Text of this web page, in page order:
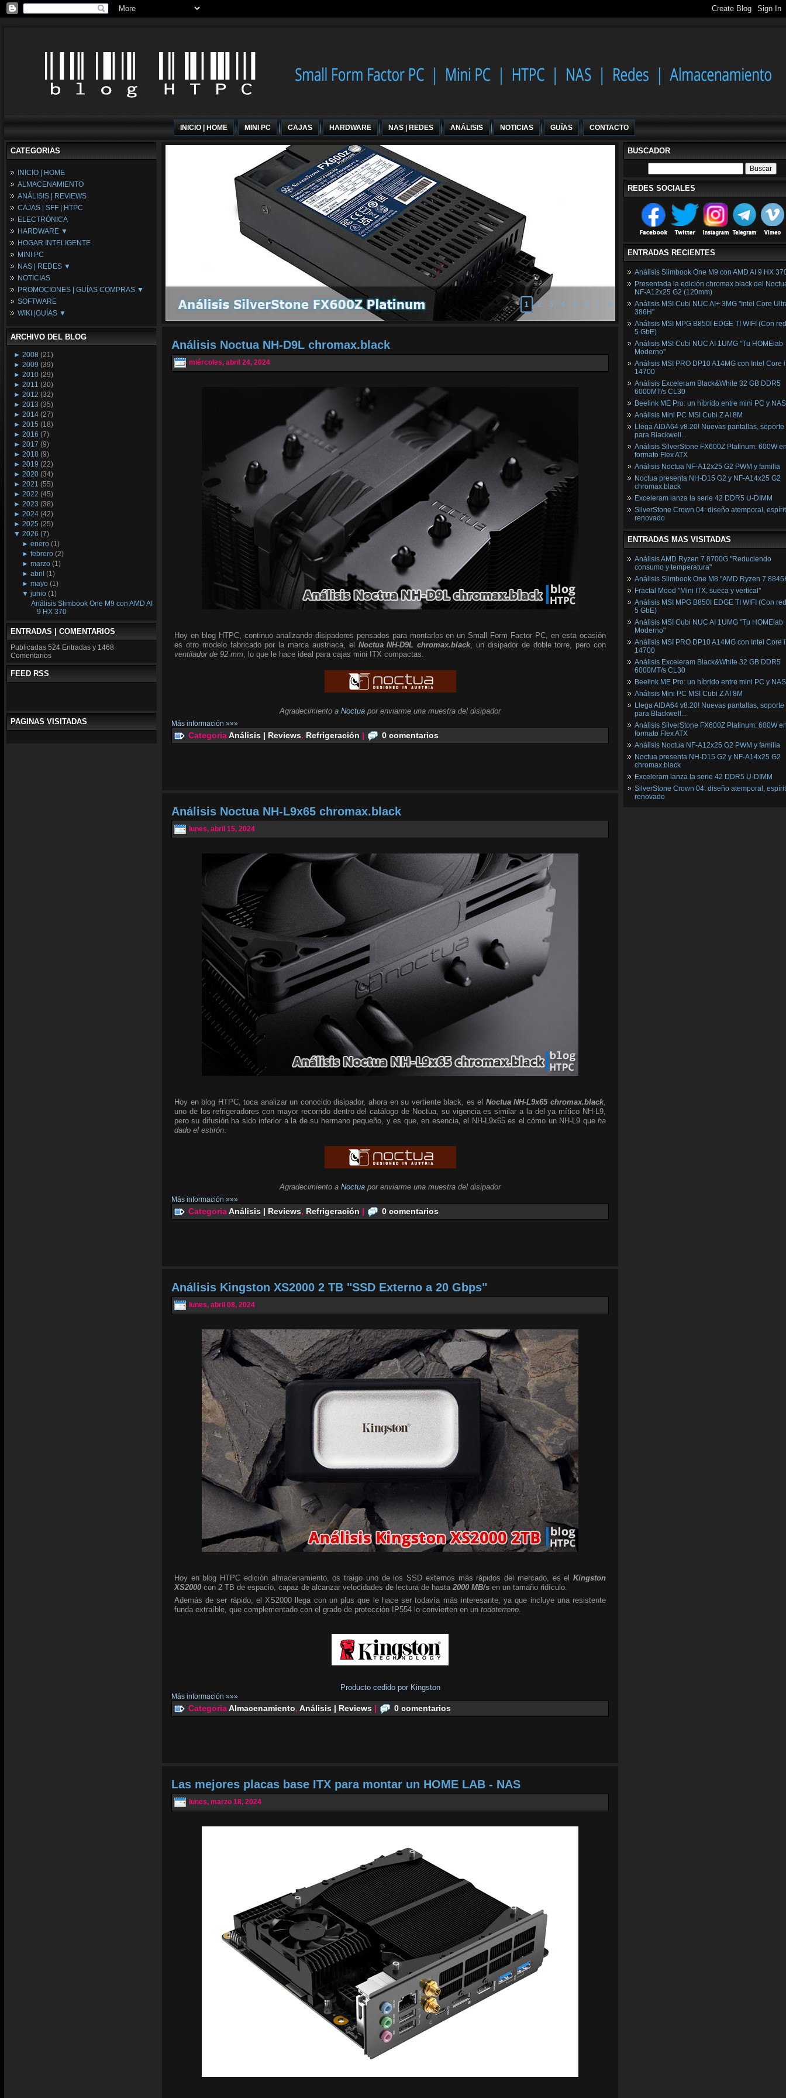
INICIO | HOME MINI PC CAJAS HARDWARE NAS | REDES ANÁLISIS NOTICIAS GUÍAS CONTACTO
CATEGORIAS
INICIO | HOME
ALMACENAMIENTO
ANÁLISIS | REVIEWS
CAJAS | SFF | HTPC
ELECTRÓNICA
HARDWARE ▼
Fuentes de Alimentación
Memória RAM
Placas Base
Procesadores
Periféricos
Refrigeración
Tarjetas Gráficas
HOGAR INTELIGENTE
MINI PC
NAS | REDES ▼
NAS
Espacio Synology
Redes
NOTICIAS
PROMOCIONES | GUÍAS COMPRAS ▼
Configuraciones Ordenadores
Guías de Compras
SOFTWARE
WIKI |GUÍAS ▼
Wikipedia
ARCHIVO DEL BLOG
► 2008 (21)
► 2009 (39)
► 2010 (29)
► 2011 (30)
► 2012 (32)
► 2013 (35)
► 2014 (27)
► 2015 (18)
► 2016 (7)
► 2017 (9)
► 2018 (9)
► 2019 (22)
► 2020 (34)
► 2021 (55)
► 2022 (45)
► 2023 (38)
► 2024 (42)
► 2025 (25)
▼ 2026 (7)
►enero (1)
►febrero (2)
►marzo (1)
►abril (1)
►mayo (1)
▼junio (1)
Análisis Slimbook One M9 con AMD AI
9 HX 370
ENTRADAS | COMENTARIOS
Publicadas 524 Entradas y 1468
Comentarios
FEED RSS
PAGINAS VISITADAS
1 2 3 4 5 6 7 8
Análisis Noctua NH-D9L chromax.black
miércoles, abril 24, 2024
Hoy en blog HTPC, continuo analizando disipadores pensados para montarlos en un Small Form Factor PC, en esta ocasión
es otro modelo fabricado por la marca austriaca, el Noctua NH-D9L chromax.black, un disipador de doble torre, pero con
ventilador de 92 mm , lo que le hace ideal para cajas mini ITX compactas.
Agradecimiento a Noctua por enviarme una muestra del disipador
Más información »»»
CategoriaAnálisis | Reviews, Refrigeración | 0 comentarios
Análisis Noctua NH-L9x65 chromax.black
lunes, abril 15, 2024
Hoy en blog HTPC, toca analizar un conocido disipador, ahora en su vertiente black, es el Noctua NH-L9x65 chromax.black,
uno de los refrigeradores con mayor recorrido dentro del catálogo de Noctua, su vigencia es similar a la del ya mítico NH-L9,
pero su difusión ha sido inferior a la de su hermano pequeño, y es que, en esencia, el NH-L9x65 es el cómo un NH-L9 que ha
dado el estirón
Agradecimiento a Noctua por enviarme una muestra del disipador
Más información »»»
CategoriaAnálisis | Reviews, Refrigeración | 0 comentarios
Análisis Kingston XS2000 2 TB "SSD Externo a 20 Gbps"
lunes, abril 08, 2024
Hoy en blog HTPC edición almacenamiento, os traigo uno de los SSD externos más rápidos del mercado, es el Kingston
XS2000 con 2 TB de espacio, capaz de alcanzar velocidades de lectura de hasta 2000 MB/s en un tamaño ridículo.
Además de ser rápido, el XS2000 llega con un plus que le hace ser todavía más interesante, ya que incluye una resistente
funda extraíble, que complementado con el grado de protección IP554 lo convierten en un todoterreno.
Producto cedido por Kingston
Más información »»»
CategoriaAlmacenamiento, Análisis | Reviews | 0 comentarios
Las mejores placas base ITX para montar un HOME LAB - NAS
lunes, marzo 18, 2024
BUSCADOR
REDES SOCIALES
ENTRADAS RECIENTES
Análisis Slimbook One M9 con AMD AI 9 HX
Presentada la edición chromax.black del
NF‑A12x25 G2 (120mm)
Análisis MSI Cubi NUC AI+ 3MG "Intel Core
386H"
Análisis MSI MPG B850I EDGE TI WIFI (Con
5 GbE)
Análisis MSI Cubi NUC AI 1UMG "Tu HOMElab
Moderno"
Análisis MSI PRO DP10 A14MG con Intel Core
14700
Análisis Exceleram Black&White 32 GB DDR5
6000MT/s CL30
Beelink ME Pro: un híbrido entre mini PC y NAS
Análisis Mini PC MSI Cubi Z AI 8M
Llega AIDA64 v8.20! Nuevas pantallas, soporte
para Blackwell...
Análisis SilverStone FX600Z Platinum: 600W
formato Flex ATX
Análisis Noctua NF-A12x25 G2 PWM y familia
Noctua presenta NH-D15 G2 y NF-A14x25 G2
chromax.black
Exceleram lanza la serie 42 DDR5 U-DIMM
SilverStone Crown 04: diseño atemporal,
renovado
ENTRADAS MAS VISITADAS
Análisis AMD Ryzen 7 8700G "Reduciendo
consumo y temperatura"
Análisis Slimbook One M8 "AMD Ryzen 7
Fractal Mood "Mini ITX, sueca y vertical"
Análisis MSI MPG B850I EDGE TI WIFI (Con
5 GbE)
Análisis MSI Cubi NUC AI 1UMG "Tu HOMElab
Moderno"
Análisis MSI PRO DP10 A14MG con Intel Core
14700
Análisis Exceleram Black&White 32 GB DDR5
6000MT/s CL30
Beelink ME Pro: un híbrido entre mini PC y NAS
Análisis Mini PC MSI Cubi Z AI 8M
Llega AIDA64 v8.20! Nuevas pantallas, soporte
para Blackwell...
Análisis SilverStone FX600Z Platinum: 600W
formato Flex ATX
Análisis Noctua NF-A12x25 G2 PWM y familia
Noctua presenta NH-D15 G2 y NF-A14x25 G2
chromax.black
Exceleram lanza la serie 42 DDR5 U-DIMM
SilverStone Crown 04: diseño atemporal,
renovado